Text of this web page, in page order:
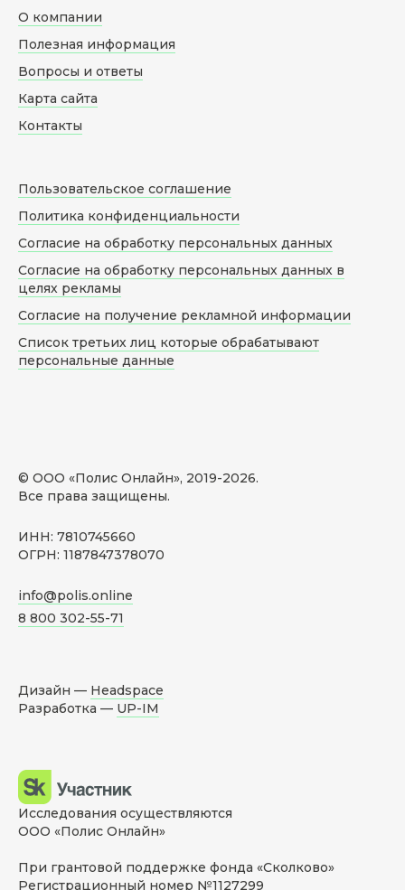
© ООО «Полис Онлайн», 2019-2026.
Все права защищены.
ИНН: 7810745660
ОГРН: 1187847378070
info@polis.online
8 800 302-55-71
О компании
Полезная информация
Вопросы и ответы
Карта сайта
Контакты
Пользовательское соглашение
Политика конфиденциальности
Согласие на обработку персональных данных
Согласие на обработку персональных данных в
целях рекламы
Согласие на получение рекламной информации
Список третьих лиц которые обрабатывают
персональные данные
Дизайн — Headspace
Разработка — UP-IM
Исследования осуществляются
ООО «Полис Онлайн»
При грантовой поддержке фонда «Сколково»
Регистрационный номер №1127299